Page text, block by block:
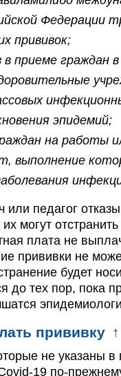
Федерации
прививок;
приеме граждан
эпидемий;
на работы
выполнение
или педагог
могут
плата не
прививки не
будет
до тех пор, пока
прививку ↑
не указаны в
19 по-